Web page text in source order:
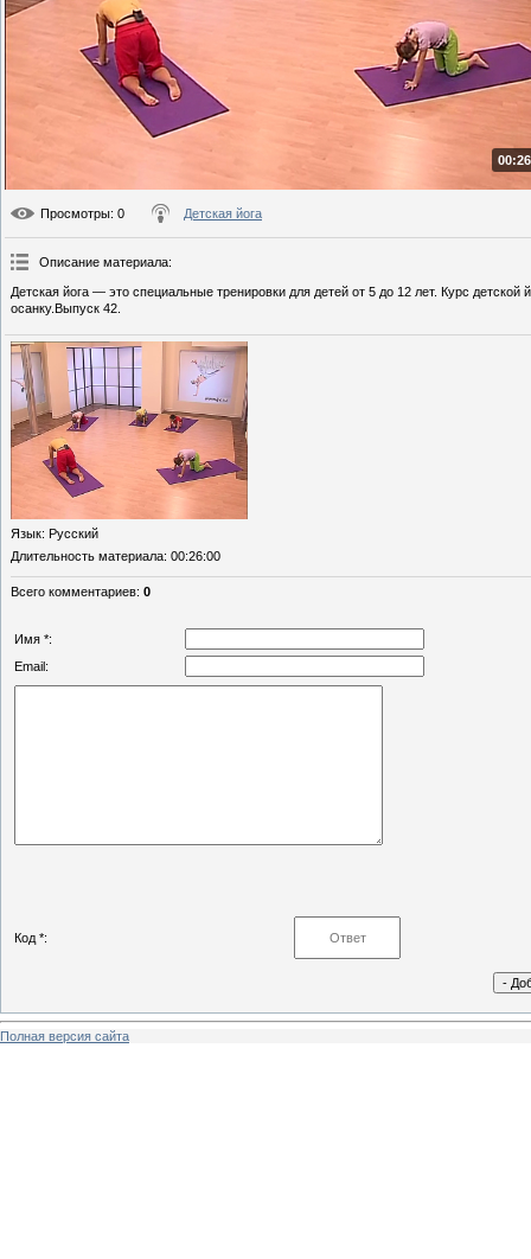
Просмотры: 0 Детская йога
Описание материала:
Детская йога — это специальные тренировки для детей от 5 до 12 лет. Курс
осанку.Выпуск 42.
Язык: Русский
Длительность материала: 00:26:00
Всего комментариев: 0
Имя *:
Email:
Код *:
Полная версия сайта